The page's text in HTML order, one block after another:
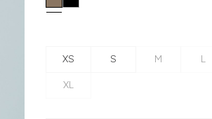
XS S M L
XL